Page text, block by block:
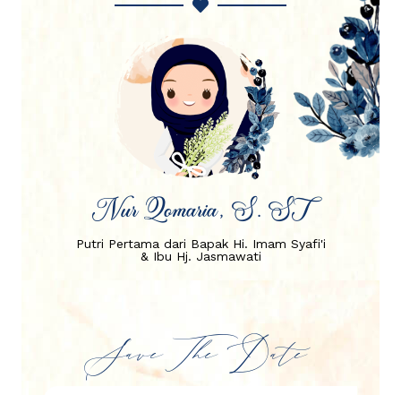
Nur Qomaria, S. ST
Putri Pertama dari Bapak Hi. Imam Syafi'i
& Ibu Hj. Jasmawati
Save The Date